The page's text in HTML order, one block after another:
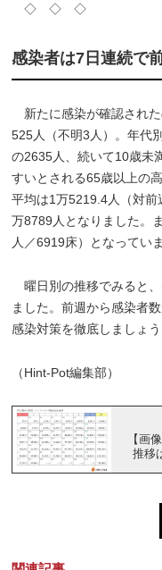
◇ ◇ ◇
感染者は7日連続で
新たに感染が確認され
525人（不明3人）。年代
の2635人、続いて10歳未
すいとされる65歳以上の
平均は1万5219.4人（対
万8789人となりました。
人／6919床）となっていま
曜日別の推移でみると
ました。前週から感染者
感染対策を徹底しましょう
（Hint-Pot編集部）
【画
推移